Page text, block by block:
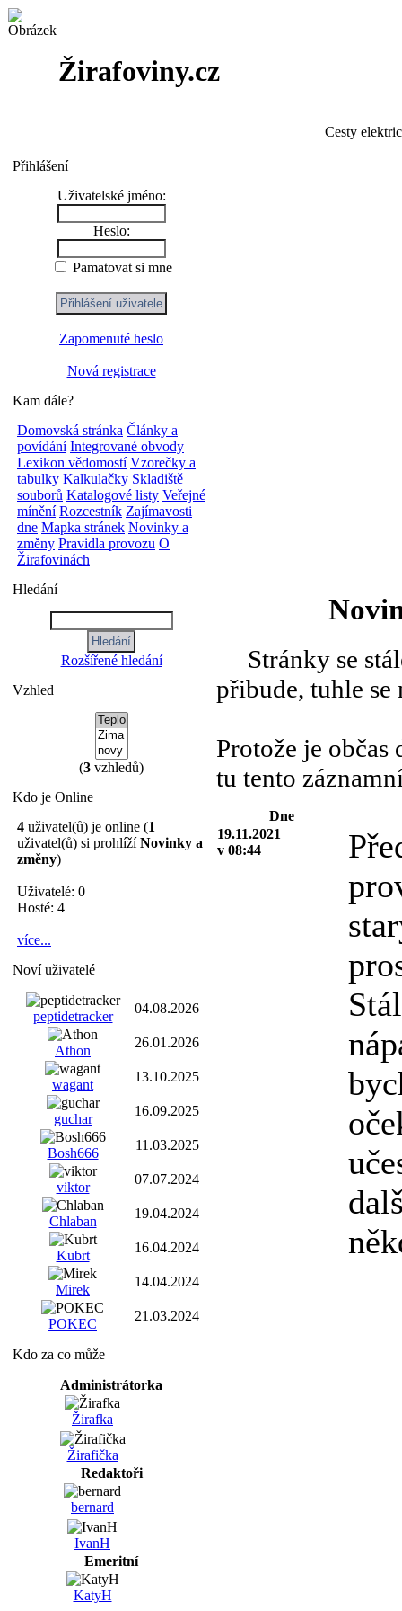
Žirafoviny.cz
Cesty
Přihlášení
Uživatelské jméno:
Heslo:
Pamatovat si mne
Zapomenuté heslo
Nová registrace
Kam dále?
Domovská stránka Články a
povídání Integrované obvody
Lexikon vědomostí Vzorečky a
tabulky Kalkulačky Skladiště
souborů Katalogové listy Veřejné
mínění Rozcestník Zajímavosti
dne Mapka stránek Novinky a
změny Pravidla provozu O
Žirafovinách
Hledání
Rozšířené hledání
Vzhled
(3 vzhledů)
Kdo je Online
4 uživatel(ů) je online (1
uživatel(ů) si prohlížíNovinky a
změny)
Uživatelé: 0
Hosté: 4
více...
Noví uživatelé
peptidetracker
04.08.2026
Athon
26.01.2026
wagant
13.10.2025
guchar
16.09.2025
Bosh666
11.03.2025
viktor
07.07.2024
Chlaban
19.04.2024
Kubrt
16.04.2024
Mirek
14.04.2024
POKEC
21.03.2024
Kdo za co může
Administrátorka
Žirafka
Žirafička
Redaktoři
bernard
IvanH
Emeritní
KatyH
Stránky se
přibude, tuhle se
Protože je občas
tu tento
Dne
19.11.2021
v 08:44